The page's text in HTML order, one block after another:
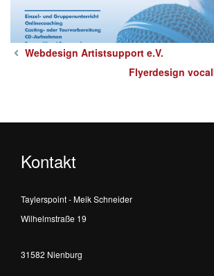
Webdesign Artistsupport e.V.
Flyerdesign
Kontakt
Taylerspoint - Meik Schneider
Wilhelmstraße 19
31582 Nienburg